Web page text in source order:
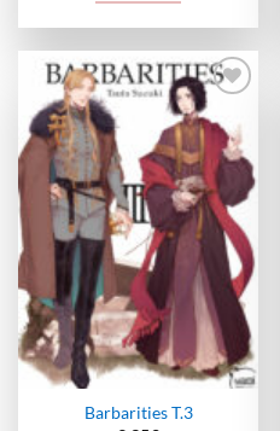
Ajouter
à la
wishlist
Barbarities T.3